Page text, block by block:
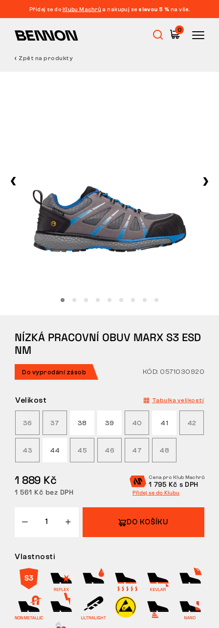
Přidej se do Klubu Machrů a nakupuj se slevou 5 % na vše.
0
Volnočasová obuv
Tactical
O NÁS
LABORATOŘ BENNON
VRÁCENÍ/VÝMĚNA
Zpět na produkty
NÍZKÁ PRACOVNÍ OBUV MARX S3 ESD
NM
Do vyprodání zásob KÓD: 0571030920
Velikost Tabulka velikostí
36 37 38 39 40 41 42
43 44 45 46 47 48
1 889 Kč
1 561 Kč bez DPH
Cena pro Klub Machrů
1 795 Kč s DPH
Přidej se do Klubu
DO KOŠÍKU
Vlastnosti